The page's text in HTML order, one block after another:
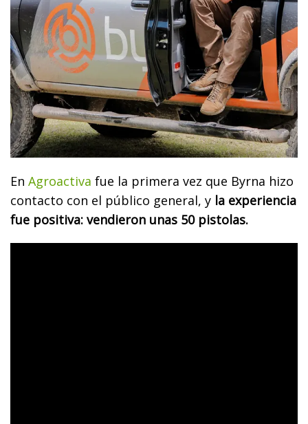
En Agroactiva fue la primera vez que Byrna hizo
contacto con el público general, y la experiencia
fue positiva: vendieron unas 50 pistolas.